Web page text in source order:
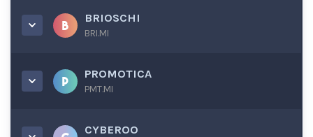
BRIOSCHI
BRI.MI
PROMOTICA
PMT.MI
CYBEROO